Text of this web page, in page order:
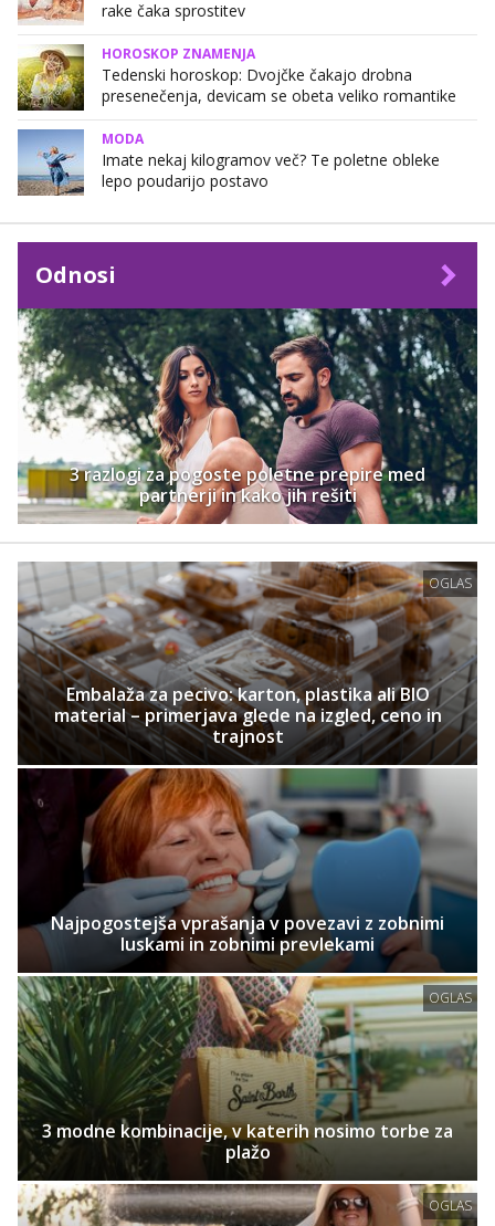
rake čaka sprostitev
HOROSKOP ZNAMENJA
Tedenski horoskop: Dvojčke čakajo drobna
presenečenja, devicam se obeta veliko romantike
MODA
Imate nekaj kilogramov več? Te poletne obleke
lepo poudarijo postavo
Odnosi
3 razlogi za pogoste poletne prepire med
partnerji in kako jih rešiti
OGLAS
Embalaža za pecivo: karton, plastika ali BIO
material – primerjava glede na izgled, ceno in
trajnost
Najpogostejša vprašanja v povezavi z zobnimi
luskami in zobnimi prevlekami
OGLAS
3 modne kombinacije, v katerih nosimo torbe za
plažo
OGLAS